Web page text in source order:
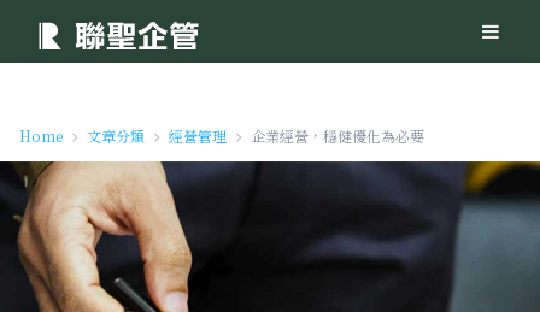
Home 文章分類 經營管理 企業經營，穩健優化為必要